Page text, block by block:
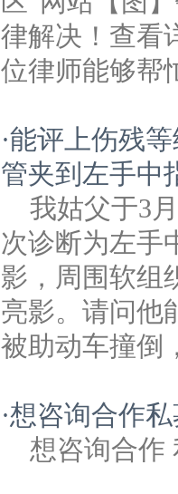
律解决！查看
位律师能够帮
·能评上伤残
管夹到左手中
我姑父于3
次诊断为左手
影，周围软组
亮影。请问他
被助动车撞倒
·想咨询合作
想咨询合作